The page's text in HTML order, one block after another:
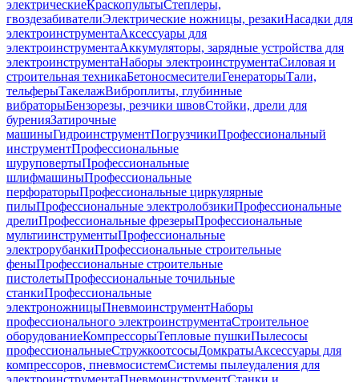
электрическиеКраскопультыСтеплеры,
гвоздезабивателиЭлектрические ножницы, резакиНасадки для
электроинструментаАксессуары для
электроинструментаАккумуляторы, зарядные устройства для
электроинструментаНаборы электроинструментаСиловая и
строительная техникаБетоносмесителиГенераторыТали,
тельферыТакелажВиброплиты, глубинные
вибраторыБензорезы, резчики швовСтойки, дрели для
буренияЗатирочные
машиныГидроинструментПогрузчикиПрофессиональный
инструментПрофессиональные
шуруповертыПрофессиональные
шлифмашиныПрофессиональные
перфораторыПрофессиональные циркулярные
пилыПрофессиональные электролобзикиПрофессиональные
дрелиПрофессиональные фрезерыПрофессиональные
мультиинструментыПрофессиональные
электрорубанкиПрофессиональные строительные
феныПрофессиональные строительные
пистолетыПрофессиональные точильные
станкиПрофессиональные
электроножницыПневмоинструментНаборы
профессионального электроинструментаСтроительное
оборудованиеКомпрессорыТепловые пушкиПылесосы
профессиональныеСтружкоотсосыДомкратыАксессуары для
компрессоров, пневмосистемСистемы пылеудаления для
электроинструментаПневмоинструментСтанки и